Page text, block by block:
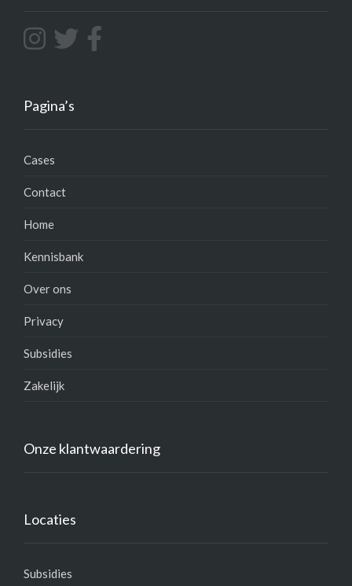
Pagina’s
Cases
Contact
Home
Kennisbank
Over ons
Privacy
Subsidies
Zakelijk
Onze klantwaardering
Locaties
Subsidies